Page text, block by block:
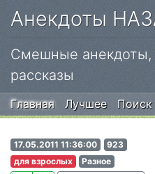
Анекдоты
Смешные анекдоты,
рассказы
Главная Лучшее Поиск
17.05.2011 11:36:00
923
для взрослых
Разное